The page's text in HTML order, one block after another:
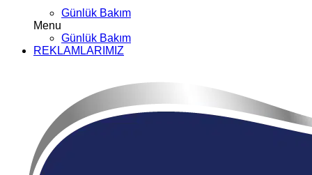
Günlük Bakım
Menu
Günlük Bakım
REKLAMLARIMIZ